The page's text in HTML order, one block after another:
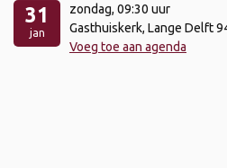
31
jan
zondag, 09:30 uur
Gasthuiskerk, Lange Delft
Voeg toe aan agenda